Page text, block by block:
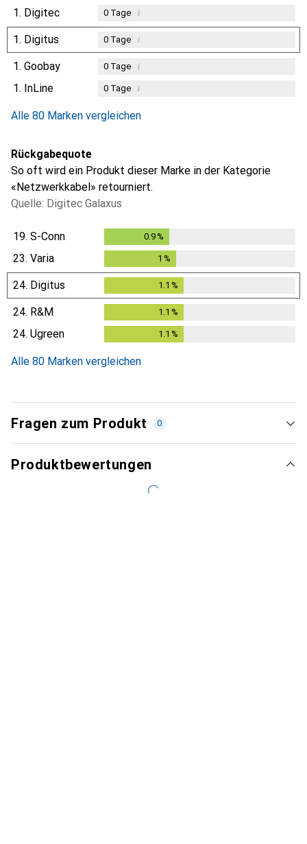
1. Digitec 0Tage i
1. Digitus 0Tage i
1. Goobay 0Tage i
1. InLine 0Tage i
Alle 80 Marken vergleichen
Rückgabequote
So oft wird ein Produkt dieser Marke in der Kategorie
«Netzwerkkabel» retourniert.
Quelle: Digitec Galaxus
19. S-Conn 0.9%
23. Varia 1 %
24. Digitus 1.1 %
24. R&M 1.1 %
24. Ugreen 1.1 %
Alle 80 Marken vergleichen
Fragen zum Produkt 0
Produktbewertungen